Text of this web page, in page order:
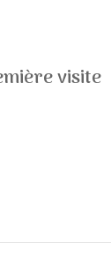
visite